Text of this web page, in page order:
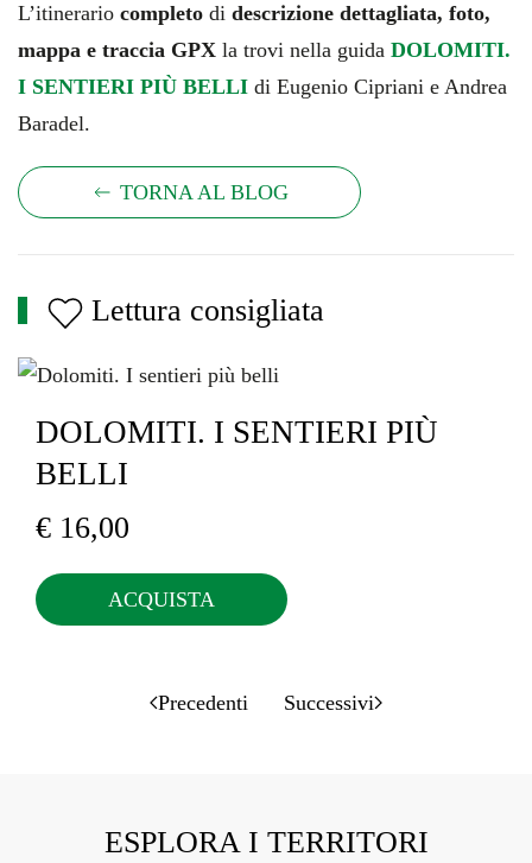
L’itinerario completo di descrizione dettagliata, foto,
mappa e traccia GPX la trovi nella guida DOLOMITI.
I SENTIERI PIÙ BELLI di Eugenio Cipriani e Andrea
Baradel.
TORNA AL BLOG
Lettura consigliata
DOLOMITI. I SENTIERI PIÙ
BELLI
€ 16,00
ACQUISTA
Precedenti Successivi
ESPLORA I TERRITORI